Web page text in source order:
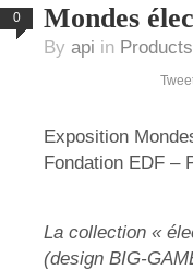
0 Mondes
By api in Products
Exposition
Fondation EDF –
La collection «
(design BIG-